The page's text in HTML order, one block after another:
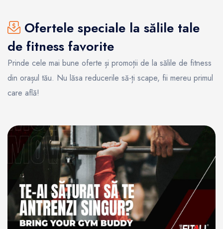
Ofertele speciale la sălile tale
de fitness favorite
Prinde cele mai bune oferte și promoții de la sălile de fitness
din orașul tău. Nu lăsa reducerile să-ți scape, fii mereu primul
care află!